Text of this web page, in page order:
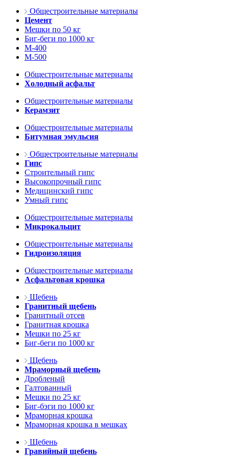
Общестроительные материалы
Цемент
Мешки по 50 кг
Биг-беги по 1000 кг
М-400
М-500
Общестроительные материалы
Холодный асфальт
Общестроительные материалы
Керамзит
Общестроительные материалы
Битумная эмульсия
Общестроительные материалы
Гипс
Строительный гипс
Высокопрочный гипс
Медицинский гипс
Умный гипс
Общестроительные материалы
Микрокальцит
Общестроительные материалы
Гидроизоляция
Общестроительные материалы
Асфальтовая крошка
Щебень
Гранитный щебень
Гранитный отсев
Гранитная крошка
Мешки по 25 кг
Биг-беги по 1000 кг
Щебень
Мраморный щебень
Дробленый
Галтованный
Мешки по 25 кг
Биг-бэги по 1000 кг
Мраморная крошка
Мраморная крошка в мешках
Щебень
Гравийный щебень